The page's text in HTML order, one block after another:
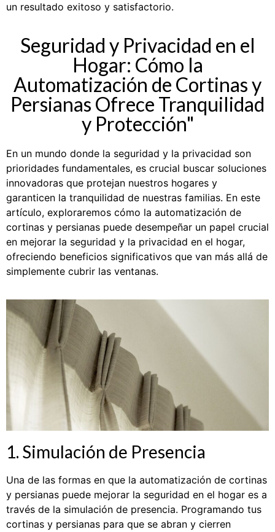
un resultado exitoso y satisfactorio.
Seguridad y Privacidad en el
Hogar: Cómo la
Automatización de Cortinas y
Persianas Ofrece Tranquilidad
y Protección"
En un mundo donde la seguridad y la privacidad son
prioridades fundamentales, es crucial buscar soluciones
innovadoras que protejan nuestros hogares y
garanticen la tranquilidad de nuestras familias. En este
artículo, exploraremos cómo la automatización de
cortinas y persianas puede desempeñar un papel crucial
en mejorar la seguridad y la privacidad en el hogar,
ofreciendo beneficios significativos que van más allá de
simplemente cubrir las ventanas.
1. Simulación de Presencia
Una de las formas en que la automatización de cortinas
y persianas puede mejorar la seguridad en el hogar es a
través de la simulación de presencia. Programando tus
cortinas y persianas para que se abran y cierren